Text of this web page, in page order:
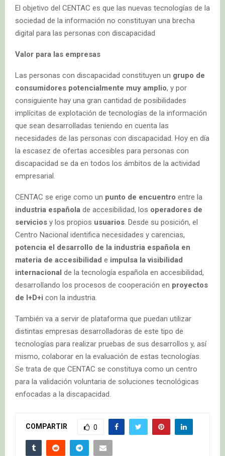
El objetivo del CENTAC es que las nuevas tecnologías de la
sociedad de la información no constituyan una brecha
digital para las personas con discapacidad
Valor para las empresas
Las personas con discapacidad constituyen un grupo de
consumidores potencialmente muy amplio, y por
consiguiente hay una gran cantidad de posibilidades
implícitas de explotación de tecnologías de la información
que sean desarrolladas teniendo en cuenta las
necesidades de las personas con discapacidad. Hoy en día
la escasez de ofertas accesibles para personas con
discapacidad se da en todos los ámbitos de la actividad
empresarial.
CENTAC se erige como un punto de encuentro entre la
industria española de accesibilidad, los operadores de
servicios y los propios usuarios. Desde su posición, el
Centro Nacional identifica necesidades y carencias,
potencia el desarrollo de la industria española en
materia de accesibilidad e impulsa la visibilidad
internacional de la tecnología española en accesibilidad,
desarrollando los procesos de cooperación en proyectos
de I+D+i con la industria.
También va a servir de plataforma que puedan utilizar
distintas empresas desarrolladoras de este tipo de
tecnologías para realizar pruebas de sus desarrollos y, así
mismo, colaborar en la evaluación de estas tecnologías.
Se trata de que CENTAC se constituya como un centro
para la validación voluntaria de soluciones tecnológicas
enfocadas a la discapacidad.
COMPARTIR 0